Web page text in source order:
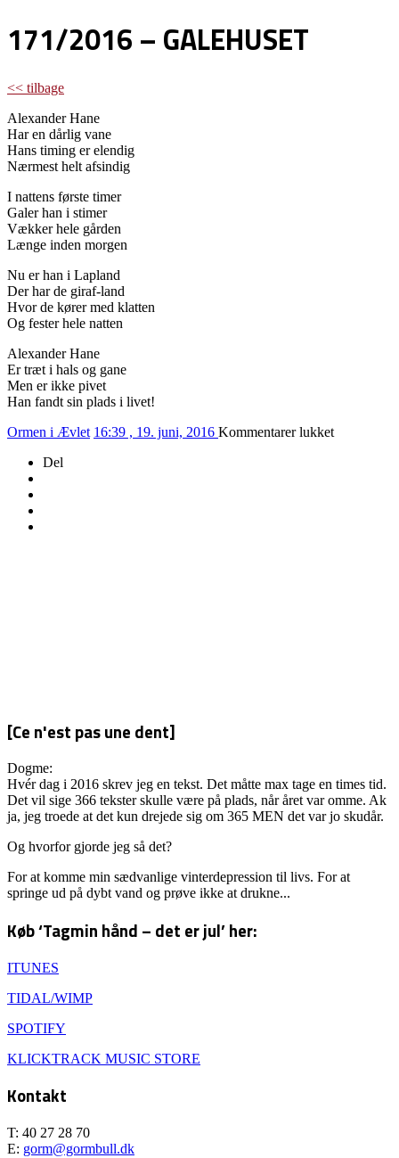
171/2016 – GALEHUSET
<< tilbage
Alexander Hane
Har en dårlig vane
Hans timing er elendig
Nærmest helt afsindig
I nattens første timer
Galer han i stimer
Vækker hele gården
Længe inden morgen
Nu er han i Lapland
Der har de giraf-land
Hvor de kører med klatten
Og fester hele natten
Alexander Hane
Er træt i hals og gane
Men er ikke pivet
Han fandt sin plads i livet!
Ormen i Ævlet 16:39 , 19. juni, 2016 Kommentarer lukkettil
Del
[Ce n'est pas une dent]
Dogme:
Hvér dag i 2016 skrev jeg en tekst. Det måtte max tage en times tid.
Det vil sige 366 tekster skulle være på plads, når året var omme. Ak
ja, jeg troede at det kun drejede sig om 365 MEN det var jo skudår.
Og hvorfor gjorde jeg så det?
For at komme min sædvanlige vinterdepression til livs. For at
springe ud på dybt vand og prøve ikke at drukne...
Køb ‘Tagmin hånd – det er jul’ her:
ITUNES
TIDAL/WIMP
SPOTIFY
KLICKTRACK MUSIC STORE
Kontakt
T: 40 27 28 70
E: gorm@gormbull.dk